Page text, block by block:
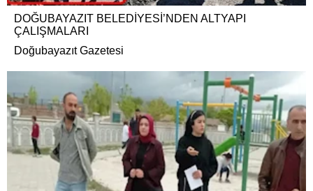
DOĞUBAYAZIT BELEDİYESİ’NDEN ALTYAPI
ÇALIŞMALARI
Doğubayazıt Gazetesi